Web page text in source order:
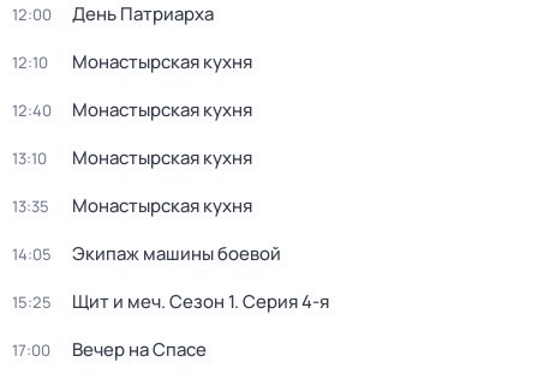
12:00 День Патриарха
12:10 Монастырская кухня
12:40 Монастырская кухня
13:10 Монастырская кухня
13:35 Монастырская кухня
14:05 Экипаж машины боевой
15:25 Щит и меч. Сезон 1. Серия 4-я
17:00 Вечер на Спасе